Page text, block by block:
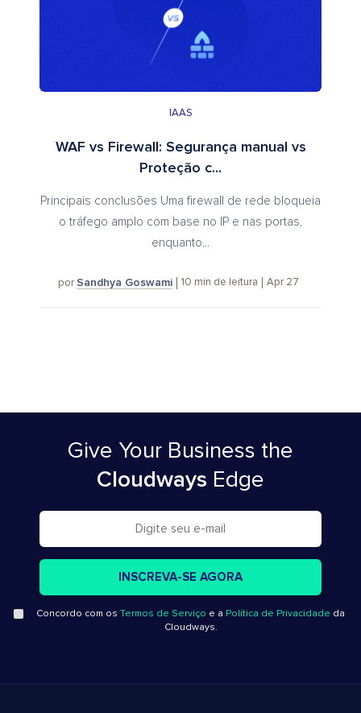
IAAS
WAF vs Firewall: Segurança manual vs
Proteção c...
Principais conclusões Uma firewall de rede bloqueia
o tráfego amplo com base no IP e nas portas,
enquanto...
por Sandhya Goswami 10 min de leitura Apr 27
Give Your Business the
Cloudways Edge
Concordo com os Termos de Serviço e a Política de Privacidade da
Cloudways.